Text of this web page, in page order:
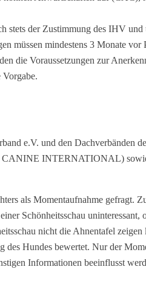
stets der Zustimmung des IHV und
müssen mindestens 3 Monate vor
die Voraussetzungen zur
e.V. und den Dachverbänden
INTERNATIONAL)
als Momentaufnahme gefragt.
Schönheitsschau uninteressant,
nicht die Ahnentafel zeigen
Hundes bewertet. Nur der
Informationen beeinflusst